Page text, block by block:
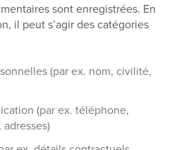
sont enregistrées. En
il peut s’agir des catégories
(par ex. nom, civilité,
(par ex. téléphone,